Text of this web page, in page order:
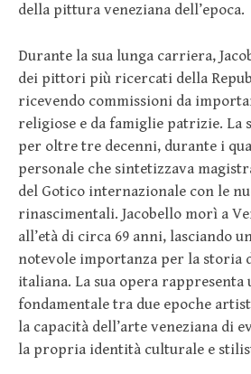
della pittura veneziana dell’epoca.
Durante la sua lunga carriera,
dei pittori più ricercati della
ricevendo commissioni da
religiose e da famiglie patrizie. La
per oltre tre decenni, durante i
personale che sintetizzava
del Gotico internazionale con le
rinascimentali. Jacobello morì a
all’età di circa 69 anni, lasciando
notevole importanza per la storia
italiana. La sua opera rappresenta
fondamentale tra due epoche
la capacità dell’arte veneziana di
la propria identità culturale e